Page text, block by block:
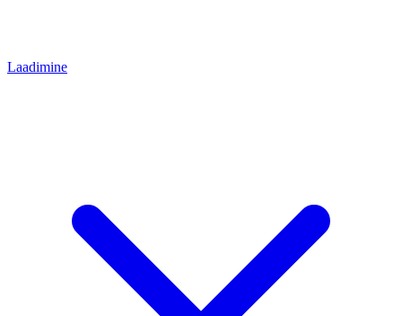
Laadimine